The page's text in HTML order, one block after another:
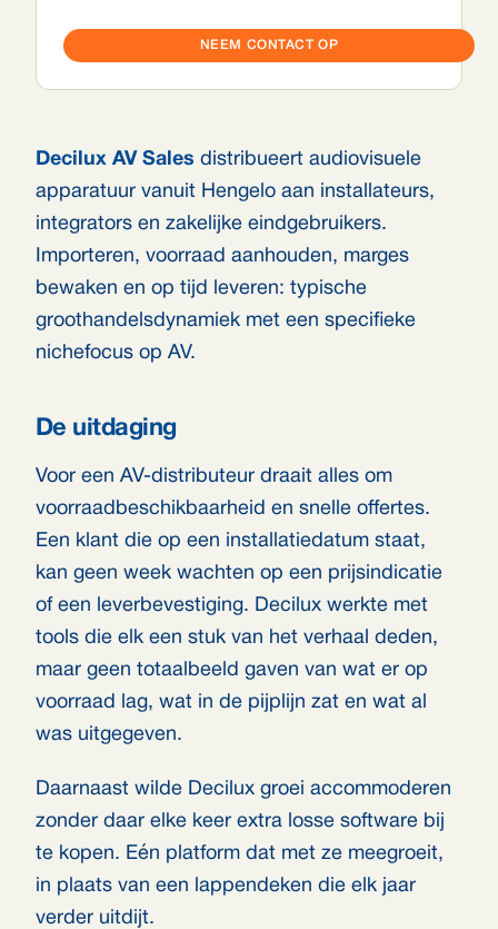
Decilux AV Sales distribueert audiovisuele
apparatuur vanuit Hengelo aan installateurs,
integrators en zakelijke eindgebruikers.
Importeren, voorraad aanhouden, marges
bewaken en op tijd leveren: typische
groothandelsdynamiek met een specifieke
nichefocus op AV.
De uitdaging
Voor een AV-distributeur draait alles om
voorraadbeschikbaarheid en snelle offertes.
Een klant die op een installatiedatum staat,
kan geen week wachten op een prijsindicatie
of een leverbevestiging. Decilux werkte met
tools die elk een stuk van het verhaal deden,
maar geen totaalbeeld gaven van wat er op
voorraad lag, wat in de pijplijn zat en wat al
was uitgegeven.
Daarnaast wilde Decilux groei accommoderen
zonder daar elke keer extra losse software bij
te kopen. Eén platform dat met ze meegroeit,
in plaats van een lappendeken die elk jaar
verder uitdijt.
NEEM CONTACT OP